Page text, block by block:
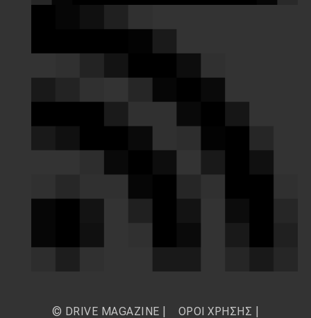
© DRIVE MAGAZINE | ΟΡΟΙ ΧΡΗΣΗΣ